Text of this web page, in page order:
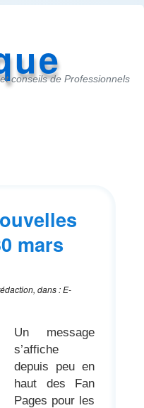
conseils de Professionnels
mars
, dans :E-
Un message
s’affiche
depuis peu en
haut des Fan
Pages pour les